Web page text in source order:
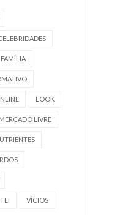
FAMÍLIA
LOOK
MERCADO LIVRE
VÍCIOS